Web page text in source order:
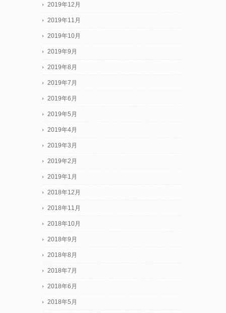
2019年12月
2019年11月
2019年10月
2019年9月
2019年8月
2019年7月
2019年6月
2019年5月
2019年4月
2019年3月
2019年2月
2019年1月
2018年12月
2018年11月
2018年10月
2018年9月
2018年8月
2018年7月
2018年6月
2018年5月